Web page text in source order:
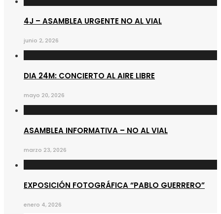
4J – ASAMBLEA URGENTE NO AL VIAL
junio 2, 2026
DIA 24M: CONCIERTO AL AIRE LIBRE
mayo 20, 2026
ASAMBLEA INFORMATIVA – NO AL VIAL
marzo 23, 2026
EXPOSICIÓN FOTOGRÁFICA “PABLO GUERRERO”
enero 4, 2026